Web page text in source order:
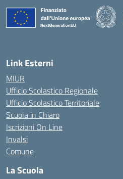
Link Esterni
MIUR
Ufficio Scolastico Regionale
Ufficio Scolastico Territoriale
Scuola in Chiaro
Iscrizioni On Line
Invalsi
Comune
La Scuola